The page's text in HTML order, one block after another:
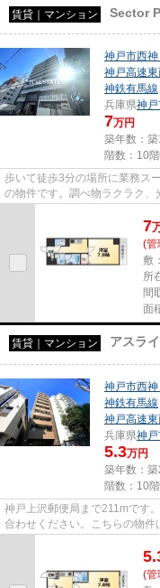
賃貸｜マンション Sector
神戸市西
神戸高速東
神鉄有馬線
兵庫県神
7万円
築年数：築
階数：10
歩いて徒歩3分の場所に業務ス
の物件です。調べ物ラクラク、
7
(管
敷
所
間
面
賃貸｜マンション アスラ
神戸市西
神鉄有馬線
神戸高速東
兵庫県神
5.3万円
築年数：築
階数：10
神戸上沢郵便局まで211mです
合わせください。こちらの物
(管